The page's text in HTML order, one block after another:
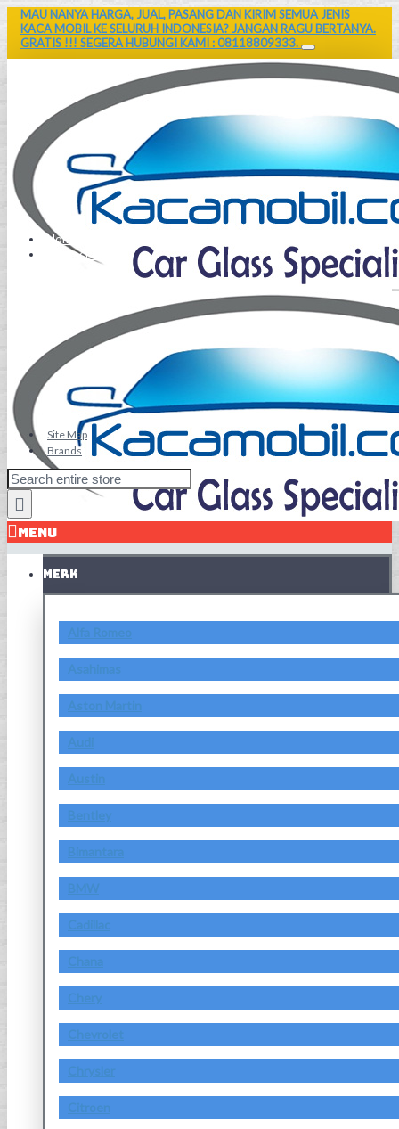
MAU NANYA HARGA, JUAL, PASANG DAN KIRIM SEMUA JENIS
KACA MOBIL KE SELURUH INDONESIA? JANGAN RAGU BERTANYA.
GRATIS !!! SEGERA HUBUNGI KAMI : 08118809333.
Home
Contact Us
Site Map
Brands
MENU
MERK
Alfa Romeo
Asahimas
Aston Martin
Audi
Austin
Bentley
Bimantara
BMW
Cadillac
Chana
Chery
Chevrolet
Chrysler
Citroen